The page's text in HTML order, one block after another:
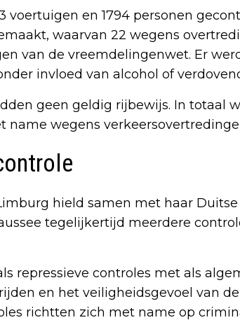
voertuigen en 1794 personen
waarvan 22 wegens
van de vreemdelingenwet. Er
invloed van alcohol of
geen geldig rijbewijs. In totaal
name wegens
hield samen met haar Duitse
tegelijkertijd meerdere
repressieve controles met als
en het veiligheidsgevoel van
richtten zich met name op